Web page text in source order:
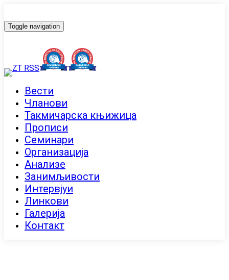
Toggle navigation
Вести
Чланови
Такмичарска књижица
Прописи
Семинари
Организација
Анализе
Занимљивости
Интервјуи
Линкови
Галерија
Контакт